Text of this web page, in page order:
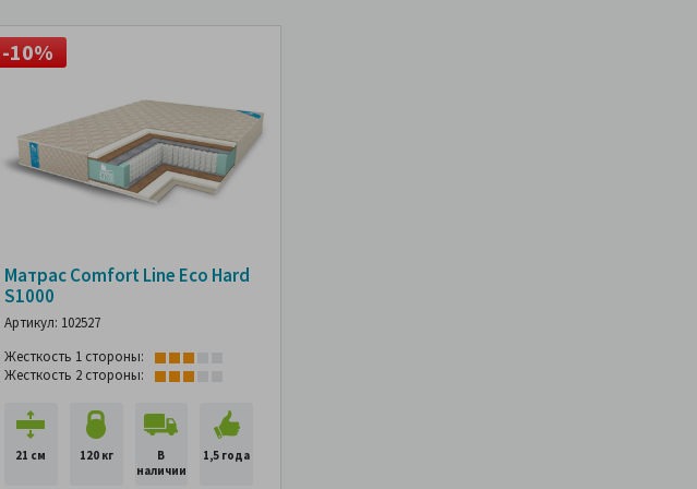
-10%
Матрас Comfort Line Eco Hard
S1000
Артикул: 102527
Жесткость 1 стороны:
Жесткость 2 стороны:
21 см 120 кг
В
наличии
1,5 года